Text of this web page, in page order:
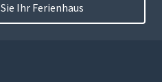
Ihr Ferienhaus